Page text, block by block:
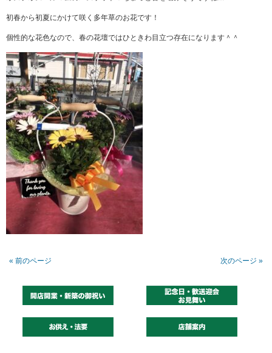
初春から初夏にかけて咲く多年草のお花です！
個性的な花色なので、春の花壇ではひときわ目立つ存在になります＾＾
« 前のページ 次のページ »